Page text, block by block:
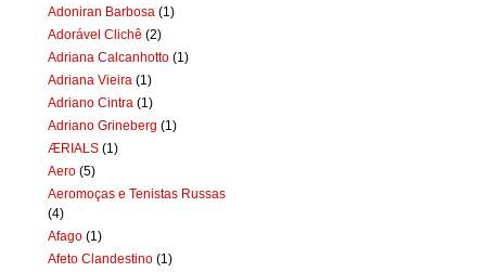
Adoniran Barbosa (1)
Adorável Clichê (2)
Adriana Calcanhotto (1)
Adriana Vieira (1)
Adriano Cintra (1)
Adriano Grineberg (1)
ÆRIALS (1)
Aero (5)
Aeromoças e Tenistas Russas
(4)
Afago (1)
Afeto Clandestino (1)